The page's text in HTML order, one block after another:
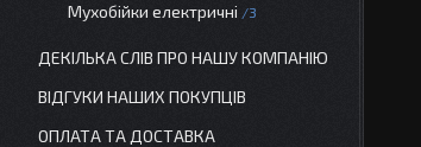
Мухобійки електричні 3
ДЕКІЛЬКА СЛІВ ПРО НАШУ КОМПАНІЮ
ВІДГУКИ НАШИХ ПОКУПЦІВ
ОПЛАТА ТА ДОСТАВКА